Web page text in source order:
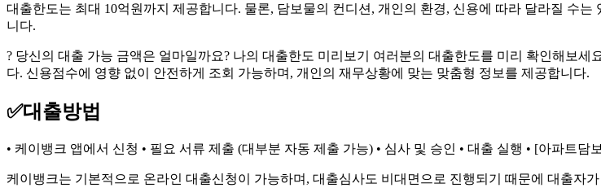
대출한도는 최대 10억원까지 제공합니다. 물론, 담보물의 컨디션, 개인의 환경, 신용에 따라 달라질 수
니다.
? 당신의 대출 가능 금액은 얼마일까요? 나의 대출한도 미리보기 여러분의 대출한도를 미리 확인해보
다. 신용점수에 영향 없이 안전하게 조회 가능하며, 개인의 재무상황에 맞는 맞춤형 정보를 제공합니다.
✅대출방법
• 케이뱅크 앱에서 신청 • 필요 서류 제출 (대부분 자동 제출 가능) • 심사 및 승인 • 대출 실행 • [아파트담
케이뱅크는 기본적으로 온라인 대출신청이 가능하며, 대출심사도 비대면으로 진행되기 때문에 대출자